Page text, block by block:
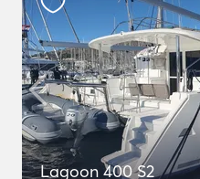
Lagoon 400 S2